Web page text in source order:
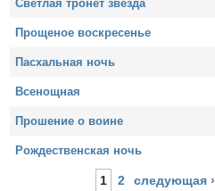
Светлая тронет звезда
Прощеное воскресенье
Пасхальная ночь
Всенощная
Прошение о воине
Рождественская ночь
Страницы1 2 следующая ›